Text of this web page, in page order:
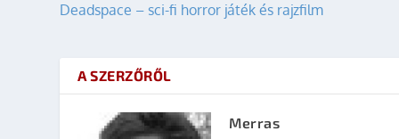
Deadspace – sci-fi horror játék és rajzfilm
A SZERZŐRŐL
Merras